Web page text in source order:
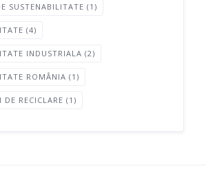
SUSTENABILITATE (1)
(4)
INDUSTRIALA (2)
ROMÂNIA (1)
RECICLARE (1)